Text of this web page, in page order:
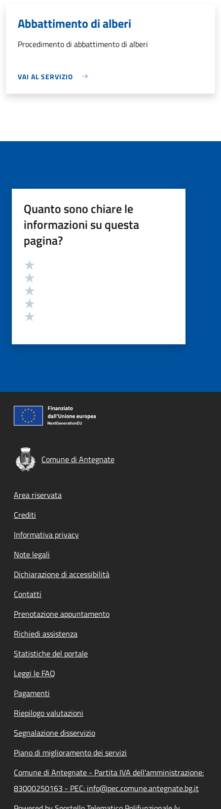
Abbattimento di alberi
Procedimento di abbattimento di alberi
VAI AL SERVIZIO
Quanto sono chiare le
informazioni su questa
pagina?
Valutazione
Comune di Antegnate
Footer menu
Area riservata
Crediti
Informativa privacy
Note legali
Dichiarazione di accessibilità
Contatti
Prenotazione appuntamento
Richiedi assistenza
Statistiche del portale
Leggi le FAQ
Pagamenti
Riepilogo valutazioni
Segnalazione disservizio
Piano di miglioramento dei servizi
Comune di Antegnate - Partita IVA dell'amministrazione:
83000250163 - PEC: info@pec.comune.antegnate.bg.it